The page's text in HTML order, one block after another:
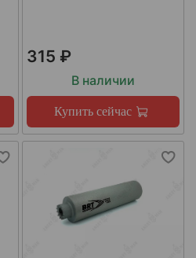
315 ₽
В наличии
Купить сейчас